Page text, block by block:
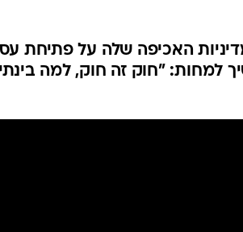
האכיפה שלה על פתיחת
למחות: "חוק זה חוק, למה